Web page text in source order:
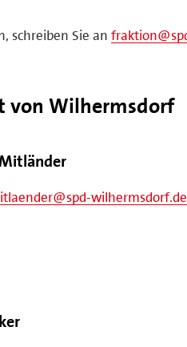
schreiben Sie an
von Wilhermsdorf
wilhermsdorf.de